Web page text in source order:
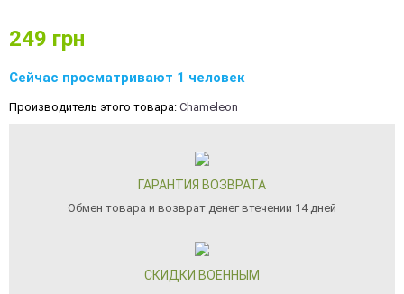
249 грн
Сейчас просматривают 1 человек
Производитель этого товара: Chameleon
ГАРАНТИЯ ВОЗВРАТА
Обмен товара и возврат денег втечении 14 дней
СКИДКИ ВОЕННЫМ